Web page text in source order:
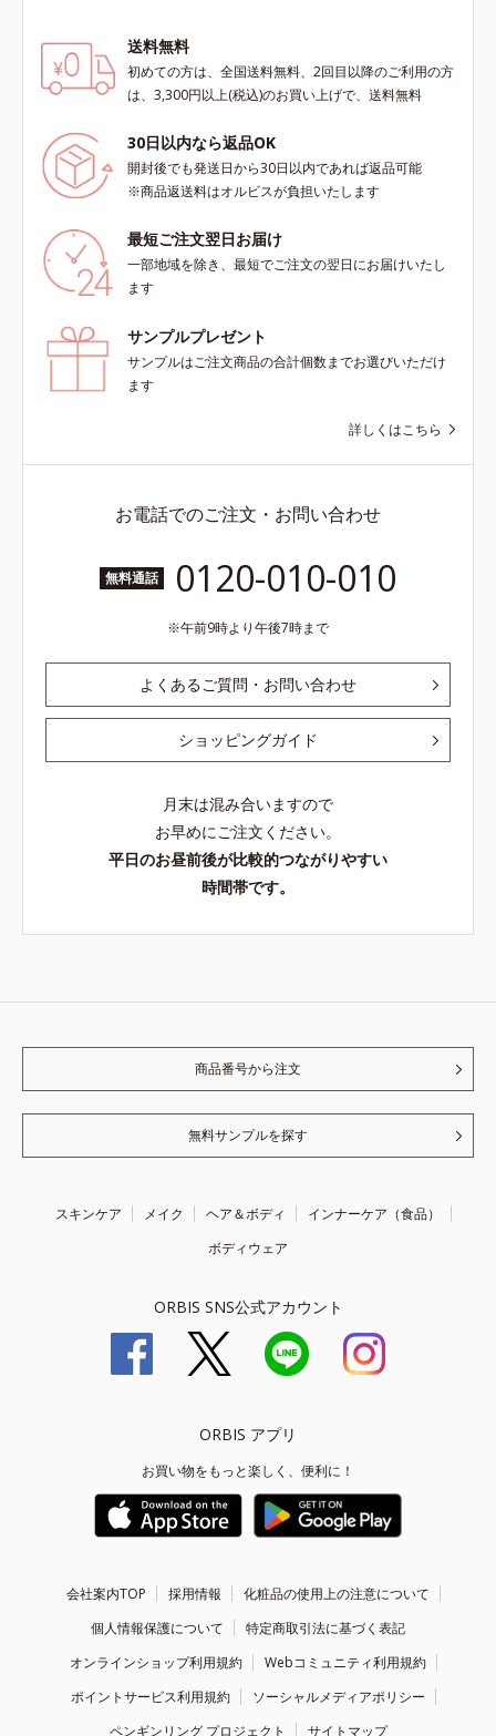
送料無料
初めての方は、全国送料無料、2回目以降のご利用の方
は、3,300円以上(税込)のお買い上げで、送料無料
30日以内なら返品OK
開封後でも発送日から30日以内であれば返品可能
※商品返送料はオルビスが負担いたします
最短ご注文翌日お届け
一部地域を除き、最短でご注文の翌日にお届けいたし
ます
サンプルプレゼント
サンプルはご注文商品の合計個数までお選びいただけ
ます
詳しくはこちら
お電話でのご注文・お問い合わせ
無料通話 0120-010-010
午前9時より午後7時まで
よくあるご質問・お問い合わせ
ショッピングガイド
月末は混み合いますので
お早めにご注文ください。
平日のお昼前後が比較的つながりやすい
時間帯です。
商品番号から注文
無料サンプルを探す
スキンケア メイク ヘア＆ボディ
インナーケア（食品）
ボディウェア
ORBIS SNS公式アカウント
ORBIS アプリ
お買い物をもっと楽しく、便利に！
会社案内TOP 採用情報
化粧品の使用上の注意について
個人情報保護について
特定商取引法に基づく表記
オンラインショップ利用規約
Webコミュニティ利用規約
ポイントサービス利用規約
ソーシャルメディアポリシー
ペンギンリング プロジェクト
サイトマップ